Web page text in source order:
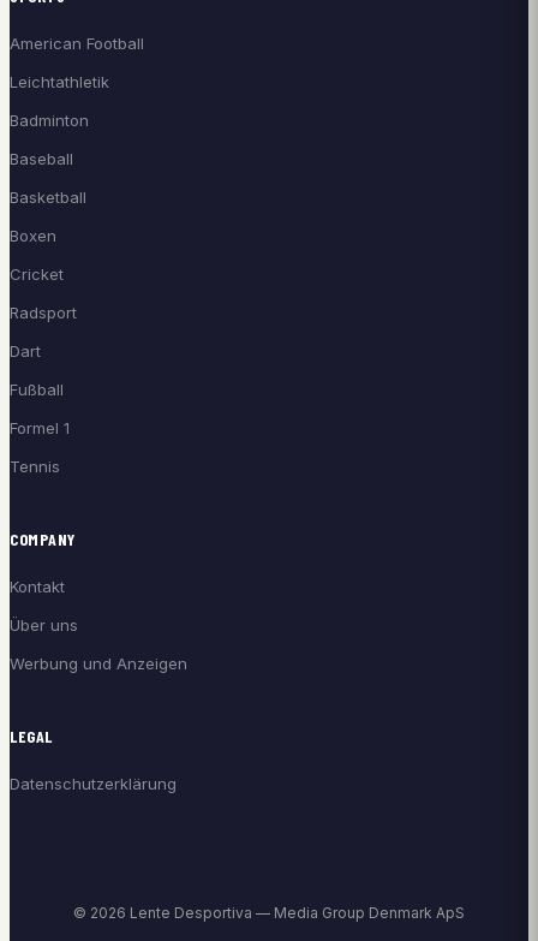
American Football
Leichtathletik
Badminton
Baseball
Basketball
Boxen
Cricket
Radsport
Dart
Fußball
Formel 1
Tennis
COMPANY
Kontakt
Über uns
Werbung und Anzeigen
LEGAL
Datenschutzerklärung
© 2026 Lente Desportiva — Media Group Denmark ApS